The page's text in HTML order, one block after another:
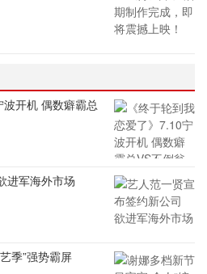
波开机 偶数癖霸总
进军海外市场
季”强势霸屏